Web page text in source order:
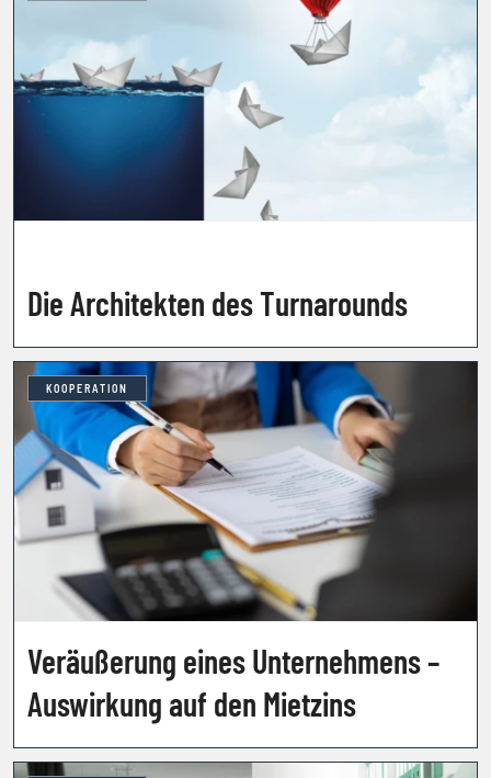
Die Architekten des Turnarounds
KOOPERATION
Veräußerung eines Unternehmens –
Auswirkung auf den Mietzins